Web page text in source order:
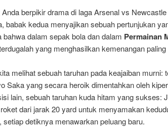
Anda berpikir drama di laga Arsenal vs
babak kedua menyajikan sebuah pertunjukan
bahwa dalam sepak bola dan dalam Permainan
yang menghasilkan kemenangan paling
melihat sebuah taruhan pada keajaiban murni:
Saka yang secara heroik dimentahkan oleh
lain, sebuah taruhan kuda hitam yang sukses:
dari jarak 20 yard untuk menyamakan
setiap detiknya menawarkan peluang baru.